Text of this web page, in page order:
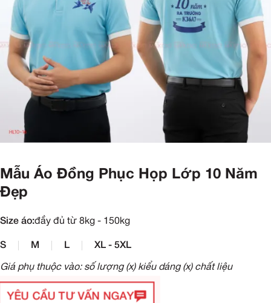
Mẫu Áo Đồng Phục Họp Lớp 10 Năm
Đẹp
Size áo:đầy đủ từ 8kg - 150kg
S M L XL - 5XL
Giá phụ thuộc vào: số lượng (x) kiểu dáng (x) chất liệu
YÊU CẦU TƯ VẤN NGAY